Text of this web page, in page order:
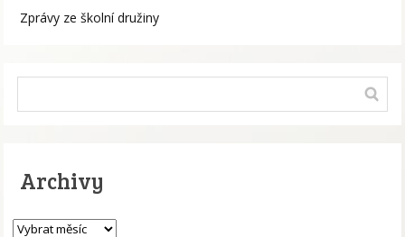
Zprávy ze školní družiny
Archivy